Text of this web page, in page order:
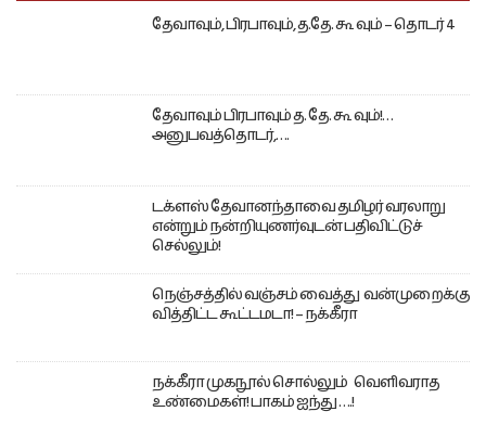
தேவாவும், பிரபாவும், த.தே. கூ வும் – தொடர் 4
தேவாவும் பிரபாவும் த. தே. கூ வும்!…
அனுபவத்தொடர்,….
டக்ளஸ் தேவானந்தாவை தமிழர் வரலாறு
என்றும் நன்றியுணர்வுடன் பதிவிட்டுச்
செல்லும்!
நெஞ்சத்தில் வஞ்சம் வைத்து வன்முறைக்கு
வித்திட்ட கூட்டமடா! – நக்கீரா
நக்கீரா முகநூல் சொல்லும் வெளிவராத
உண்மைகள்! பாகம் ஐந்து ….!